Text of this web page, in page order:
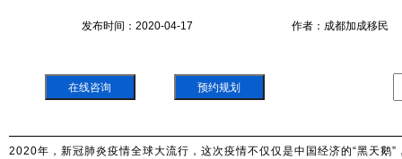
发布时间：2020-04-17 作者：成都加成移民
在线咨询 预约规划
2020年，新冠肺炎疫情全球大流行，这次疫情不仅仅是中国经济的“黑天鹅